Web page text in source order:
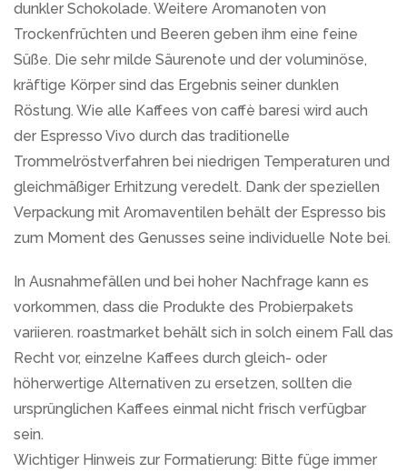
dunkler Schokolade. Weitere Aromanoten von
Trockenfrüchten und Beeren geben ihm eine feine
Süße. Die sehr milde Säurenote und der voluminöse,
kräftige Körper sind das Ergebnis seiner dunklen
Röstung. Wie alle Kaffees von caffè baresi wird auch
der Espresso Vivo durch das traditionelle
Trommelröstverfahren bei niedrigen Temperaturen und
gleichmäßiger Erhitzung veredelt. Dank der speziellen
Verpackung mit Aromaventilen behält der Espresso bis
zum Moment des Genusses seine individuelle Note bei.
In Ausnahmefällen und bei hoher Nachfrage kann es
vorkommen, dass die Produkte des Probierpakets
variieren. roastmarket behält sich in solch einem Fall das
Recht vor, einzelne Kaffees durch gleich- oder
höherwertige Alternativen zu ersetzen, sollten die
ursprünglichen Kaffees einmal nicht frisch verfügbar
sein.
Wichtiger Hinweis zur Formatierung: Bitte füge immer